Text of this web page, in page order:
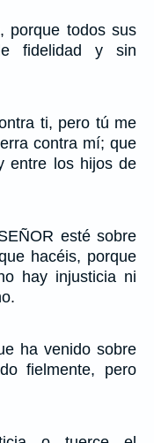
porque todos sus
fidelidad y sin
ti, pero tú me
contra mí; que
entre los hijos de
esté sobre
hacéis, porque
hay injusticia ni
ha venido sobre
fielmente, pero